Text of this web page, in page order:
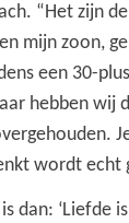
“Het zijn
mijn zoon,
een 30-
hebben wij
wordt echt
dan: ‘Liefde